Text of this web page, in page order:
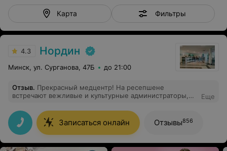
Карта Фильтры
4.3 Нордин
Минск, ул. Сурганова, 47Б до 21:00
Отзыв. Прекрасный медцентр! На ресепшене
встречают вежливые и культурные администраторы,
Ирины Геннадьевны: все мне подробно объяснила и
ответила на все мои вопросы. Спасибо!
Еще
Записаться онлайн Отзывы856